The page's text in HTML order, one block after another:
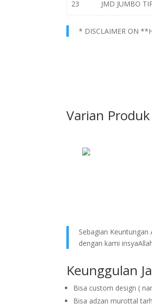
23 JMD JUMBO
* DISCLAIMER ON
Varian
Sebagian
dengan kami
Keunggulan
Bisa custom design (
Bisa adzan murottal